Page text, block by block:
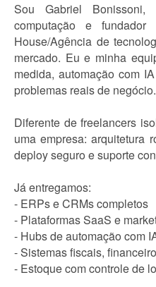
Sou Gabriel
computação e
House/Agência de
mercado. Eu e minha
medida, automação com
problemas reais de negócio.
Diferente de freelancers
uma empresa: arquitetura
deploy seguro e suporte
Já entregamos:
- ERPs e CRMs completos
- Plataformas SaaS e
- Hubs de automação com
- Sistemas fiscais,
- Estoque com controle de